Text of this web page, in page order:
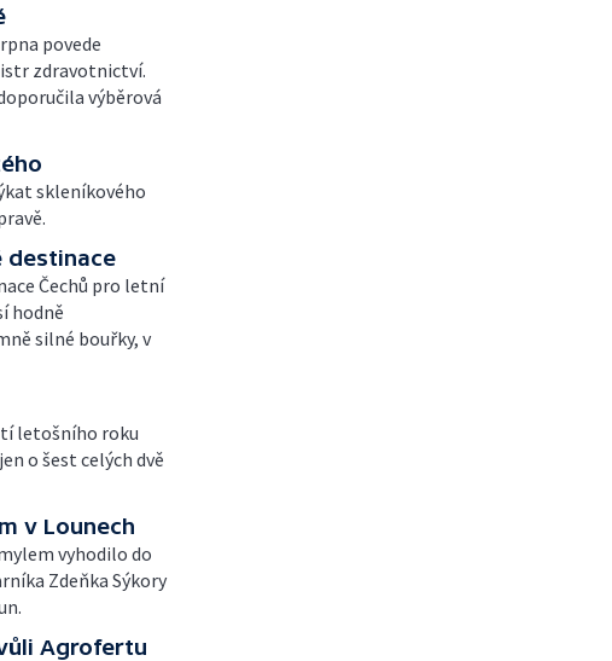
povede
zdravotnictví.
výběrová
skleníkového
destinace
Čechů pro letní
hodně
silné bouřky, v
letošního roku
o šest celých dvě
v Lounech
vyhodilo do
Zdeňka Sýkory
Agrofertu